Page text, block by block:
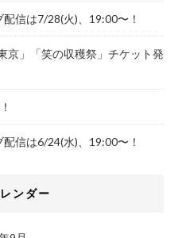
信は7/28(火)、19:00〜！
京」「笑の収穫祭」チケット発
信は6/24(水)、19:00〜！
ンダー